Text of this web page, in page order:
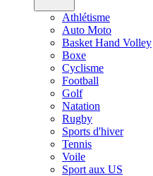
Athlétisme
Auto Moto
Basket Hand Volley
Boxe
Cyclisme
Football
Golf
Natation
Rugby
Sports d'hiver
Tennis
Voile
Sport aux US